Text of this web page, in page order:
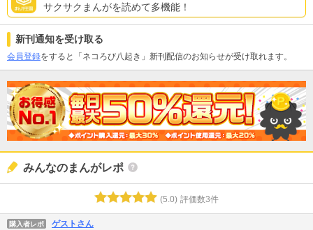
サクサクまんがを読めて多機能！
新刊通知を受け取る
会員登録をすると「ネコろび八起き」新刊配信のお知らせが受け取れます。
みんなのまんがレポ
(5.0) 評価数3件
購入者レポ ゲストさん